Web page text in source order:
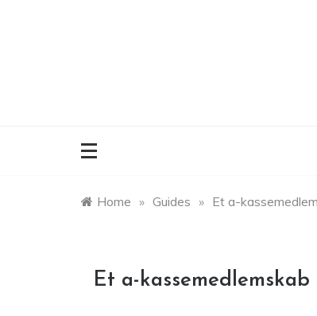
Home » Guides » Et a-
Et a-